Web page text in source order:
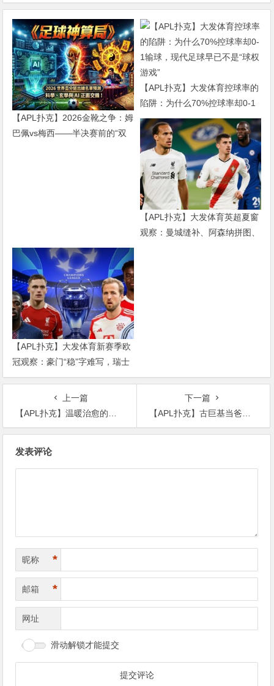
【APL扑克】2026金靴之争：姆
巴佩vs梅西——半决赛前的“双
【APL扑克】大发体育控球率的
陷阱：为什么70%控球率却0-1
输球，现代足球早已不是“球权
游戏”
【APL扑克】大发体育英超夏窗
观察：曼城缝补、阿森纳拼图、
【APL扑克】大发体育新赛季欧
冠观察：豪门“稳”字难写，瑞士
轮赛制让每一场都变成生死
上一篇
【APL扑克】温暖治愈的《宠爱》，用旁观者的角度去解开那些困惑
下一篇
【APL扑克】古巨基当爸后晒近照，忙于带娃一脸胡子拉碴，略显沧桑
发表评论
昵称 *
邮箱 *
网址
滑动解锁才能提交